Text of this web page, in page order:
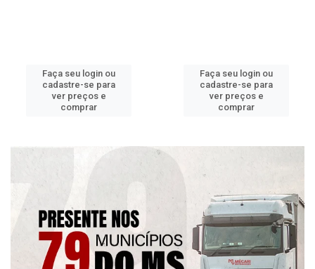
Faça seu login ou
cadastre-se para
ver preços e
comprar
Faça seu login ou
cadastre-se para
ver preços e
comprar